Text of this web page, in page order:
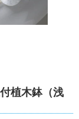
植木鉢（浅